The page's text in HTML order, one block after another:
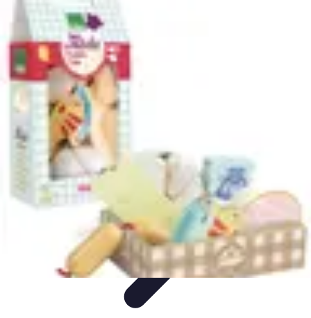
Poissons Frais
Guide d'achatAchat et Sélection
d'AchatRecettes
Poissons Frais